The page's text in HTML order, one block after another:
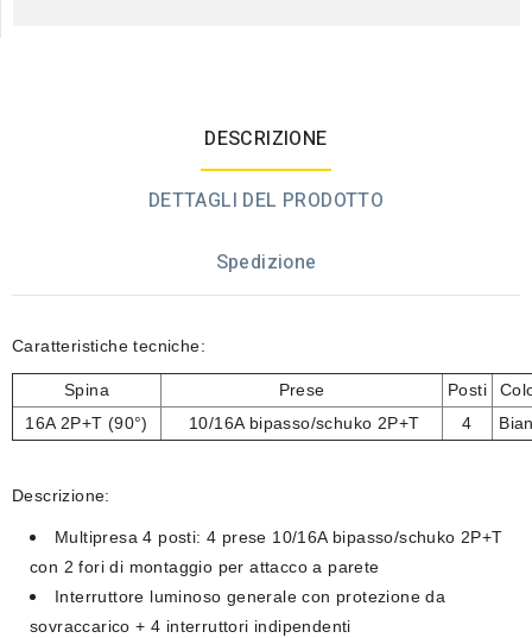
DESCRIZIONE
DETTAGLI DEL PRODOTTO
Spedizione
Caratteristiche tecniche:
Spina Prese Posti
16A 2P+T (90°)
10/16A bipasso/schuko 2P+T 4
Descrizione:
Multipresa 4 posti: 4 prese 10/16A bipasso/schuko 2P+T
con 2 fori di montaggio per attacco a parete
Interruttore luminoso generale con protezione da
sovraccarico + 4 interruttori indipendenti